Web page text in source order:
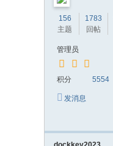
156
主题
1783
回帖
管理员
积分 5554
发消息